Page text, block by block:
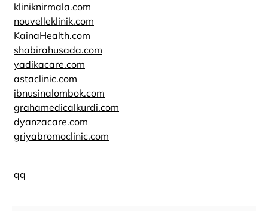
kliniknirmala.com
nouvelleklinik.com
KainaHealth.com
shabirahusada.com
yadikacare.com
astaclinic.com
ibnusinalombok.com
grahamedicalkurdi.com
dyanzacare.com
griyabromoclinic.com
qq